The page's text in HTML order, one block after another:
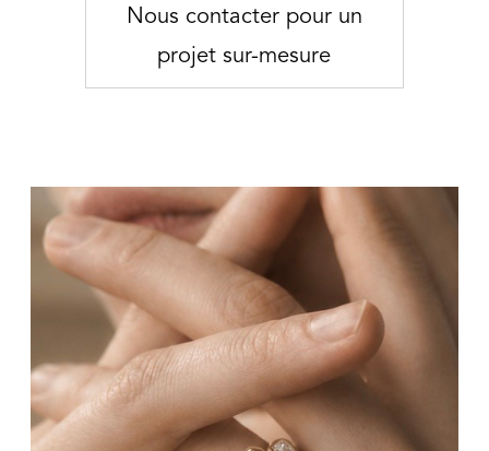
Nous contacter pour un
projet sur-mesure